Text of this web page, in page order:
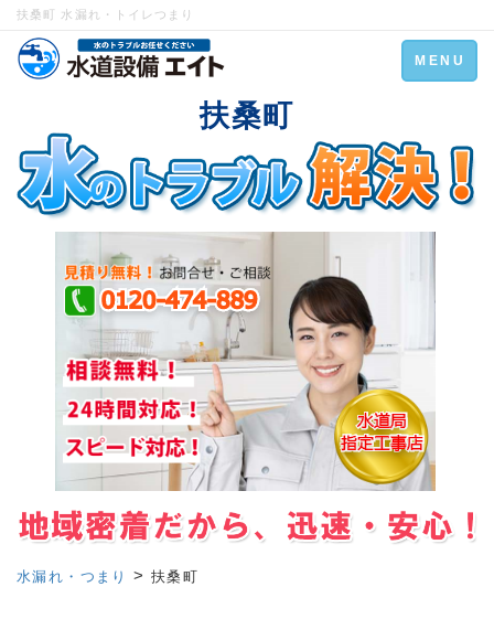
扶桑町 水漏れ・トイレつまり
Toggle
navigation
MENU
扶桑町
水漏れ・つまり >扶桑町